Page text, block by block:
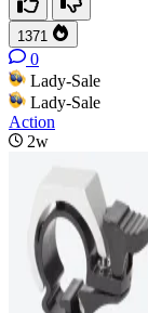
1371
0
Lady-Sale
Lady-Sale
Action
2w